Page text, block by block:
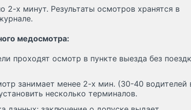
2-х минут. Результаты осмотров хранятся в
медосмотра:
проходят осмотр в пункте выезда без
занимает менее 2-х мин. (30-40 водителей
несколько терминалов.